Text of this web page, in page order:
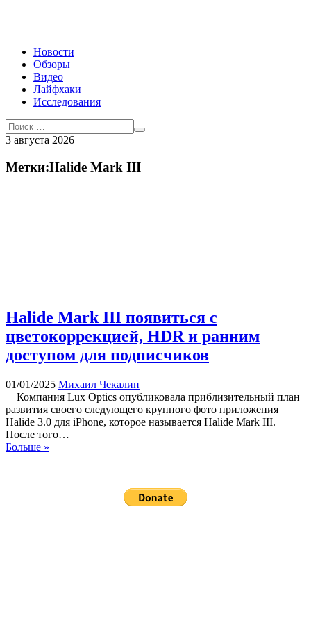
Новости
Обзоры
Видео
Лайфхаки
Исследования
3 августа 2026
Метки:Halide Mark III
Halide Mark III появиться с
цветокоррекцией, HDR и ранним
доступом для подписчиков
01/01/2025 Михаил Чекалин
Компания Lux Optics опубликовала приблизительный план
развития своего следующего крупного фото приложения
Halide 3.0 для iPhone, которое называется Halide Mark III.
После того…
Больше »